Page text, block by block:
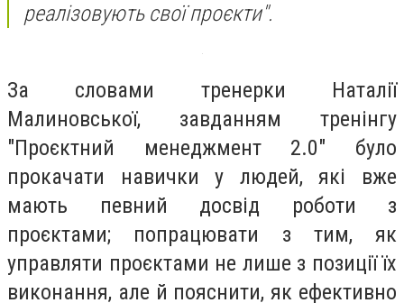
реалізовують свої проєкти".
За словами тренерки Наталії
Малиновської, завданням тренінгу
"Проєктний менеджмент 2.0" було
прокачати навички у людей, які вже
мають певний досвід роботи з
проєктами; попрацювати з тим, як
управляти проєктами не лише з позиції їх
виконання, але й пояснити, як ефективно